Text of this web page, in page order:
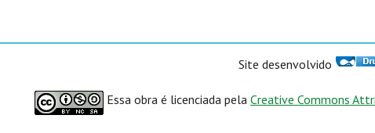
Site desenvolvido
Essa obra é licenciada pela Creative Commons